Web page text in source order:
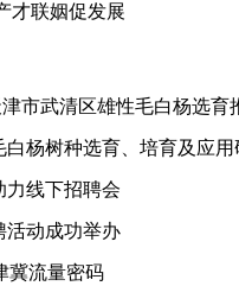
才联姻促发展
力线下招聘会
活动成功举办
冀流量密码